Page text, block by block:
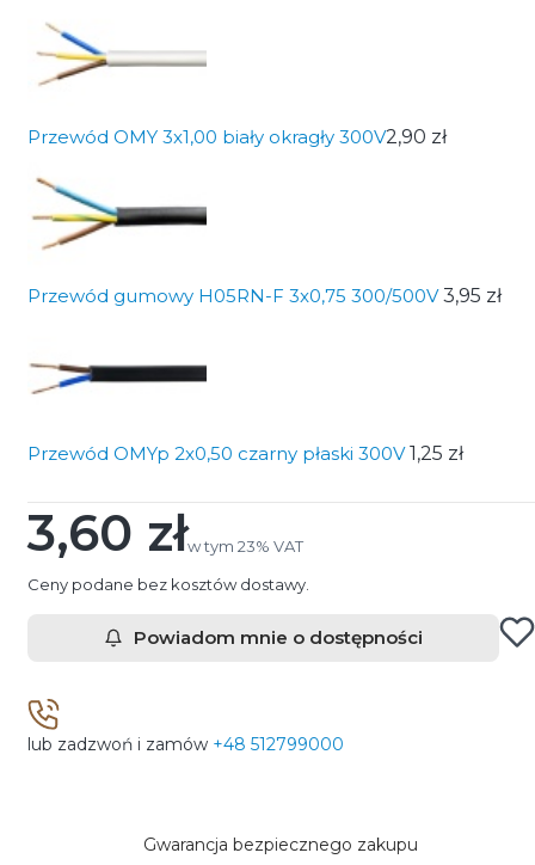
Przewód OMY 3x1,00 biały okragły 300V2,90 zł
Przewód gumowy H05RN-F 3x0,75 300/500V3,95 zł
Przewód OMYp 2x0,50 czarny płaski 300V1,25 zł
Cena
3,60 złw tym 23% VAT
w tym 23% VAT
Ceny podane bez kosztów dostawy.
Powiadom mnie o dostępności
lub zadzwoń i zamów +48 512799000
Gwarancja bezpiecznego zakupu